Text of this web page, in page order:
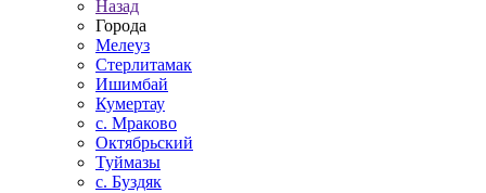
Назад
Города
Мелеуз
Стерлитамак
Ишимбай
Кумертау
c. Мраково
Октябрьский
Туймазы
c. Буздяк